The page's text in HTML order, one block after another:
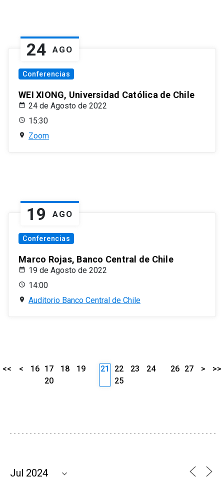
24 AGO
Conferencias
WEI XIONG, Universidad Católica de Chile
24 de Agosto de 2022
15:30
Zoom
19 AGO
Conferencias
Marco Rojas, Banco Central de Chile
19 de Agosto de 2022
14:00
Auditorio Banco Central de Chile
<< < 16 17 18
19
20
21 22 23
24
25
26 27 > >>